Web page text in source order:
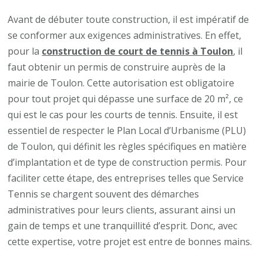
Avant de débuter toute construction, il est impératif de
se conformer aux exigences administratives. En effet,
pour la construction de court de tennis à Toulon, il
faut obtenir un permis de construire auprès de la
mairie de Toulon. Cette autorisation est obligatoire
pour tout projet qui dépasse une surface de 20 m², ce
qui est le cas pour les courts de tennis. Ensuite, il est
essentiel de respecter le Plan Local d’Urbanisme (PLU)
de Toulon, qui définit les règles spécifiques en matière
d’implantation et de type de construction permis. Pour
faciliter cette étape, des entreprises telles que Service
Tennis se chargent souvent des démarches
administratives pour leurs clients, assurant ainsi un
gain de temps et une tranquillité d’esprit. Donc, avec
cette expertise, votre projet est entre de bonnes mains.